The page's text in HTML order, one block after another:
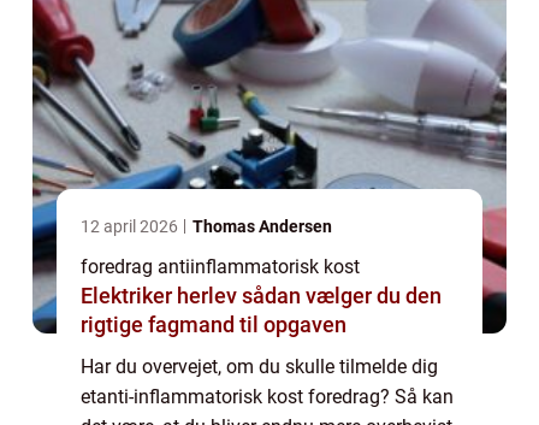
12 april 2026 Thomas Andersen
foredrag antiinflammatorisk kost
Elektriker herlev sådan vælger du den
rigtige fagmand til opgaven
Har du overvejet, om du skulle tilmelde dig
etanti-inflammatorisk kost foredrag? Så kan